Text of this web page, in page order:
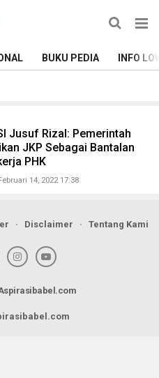
BUKU PEDIA INFO
Jusuf Rizal: Pemerintah
JKP Sebagai Bantalan
PHK
14, 2022 17:38
Disclaimer Tentang Kami